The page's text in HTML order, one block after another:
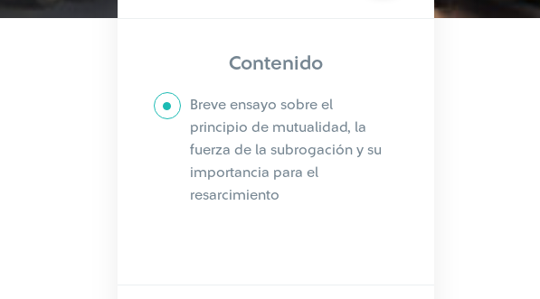
Contenido
Breve ensayo sobre el
principio de mutualidad, la
fuerza de la subrogación y su
importancia para el
resarcimiento